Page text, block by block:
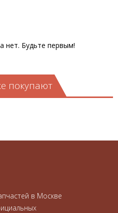
нет. Будьте первым!
покупают
в Москве